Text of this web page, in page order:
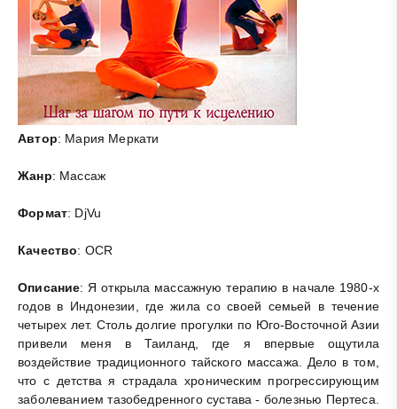
Автор: Мария Меркати
Жанр: Массаж
Формат: DjVu
Качество: OCR
Описание: Я открыла массажную терапию в начале 1980-х
годов в Индонезии, где жила со своей семьей в течение
четырех лет. Столь долгие прогулки по Юго-Восточной Азии
привели меня в Таиланд, где я впервые ощутила
воздействие традиционного тайского массажа. Дело в том,
что с детства я страдала хроническим прогрессирующим
заболеванием тазобедренного сустава - болезнью Пертеса.